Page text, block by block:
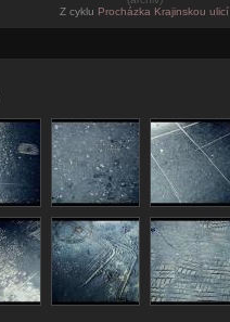
Z cyklu Procházka Krajinskou ulicí